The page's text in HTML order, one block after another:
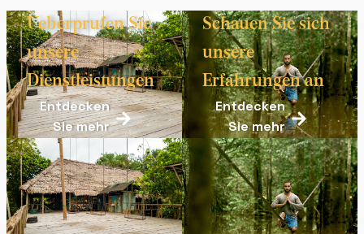
Ueberprufen Sie
unsere
Dienstleistungen
Entdecken
Sie mehr
Schauen Sie sich
unsere
Erfahrungen an
Entdecken
Sie mehr